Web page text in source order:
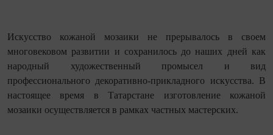
Искусство кожаной мозаики не прерывалось в своем
многовековом развитии и сохранилось до наших дней как
народный художественный промысел и вид
профессионального декоративно-прикладного искусства. В
настоящее время в Татарстане изготовление кожаной
мозаики осуществляется в рамках частных мастерских.